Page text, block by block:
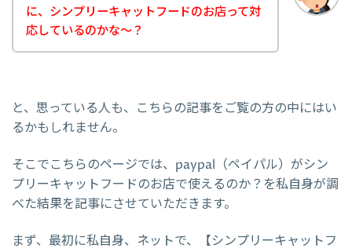
に、シンプリーキャットフードのお店って対
応しているのかな～？
と、思っている人も、こちらの記事をご覧の方の中にはい
るかもしれません。
そこでこちらのページでは、paypal（ペイパル）がシン
プリーキャットフードのお店で使えるのか？を私自身が調
べた結果を記事にさせていただきます。
まず、最初に私自身、ネットで、【シンプリーキャットフ